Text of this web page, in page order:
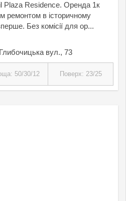
Plaza Residence. Оренда 1к
ремонтом в історичному
Без комісії для ор...
вул., 73
50/30/12 Поверх: 23/25